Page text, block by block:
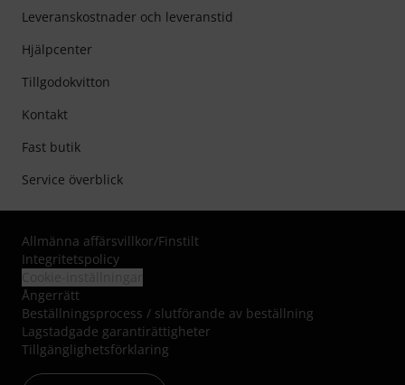
Leveranskostnader och leveranstid
Hjälpcenter
Tillgodokvitton
Kontakt
Fast butik
Service överblick
Allmänna affärsvillkor/Finstilt
Integritetspolicy
Ångerrätt
Beställningsprocess / slutförande av beställning
Lagstadgade garantirättigheter
Tillgänglighetsförklaring